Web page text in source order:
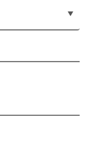
▼